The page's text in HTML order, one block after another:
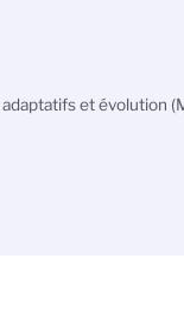
et évolution